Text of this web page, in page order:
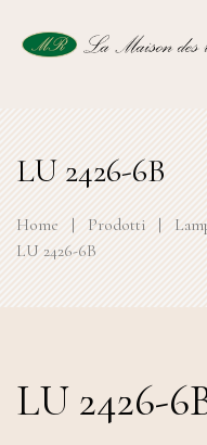
LU 2426-6B
Home | Prodotti |
LU 2426-6B
LU 2426-